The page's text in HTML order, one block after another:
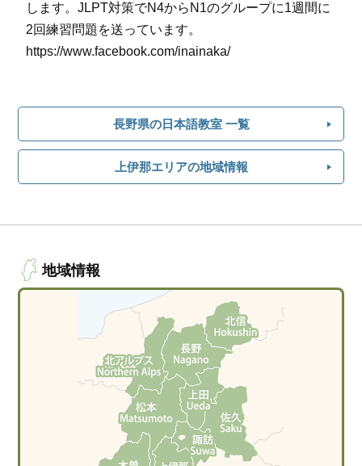
します。JLPT対策でN4からN1のグループに1週間に
2回練習問題を送っています。
https://www.facebook.com/inainaka/
長野県の日本語教室 一覧
上伊那エリアの地域情報
地域情報